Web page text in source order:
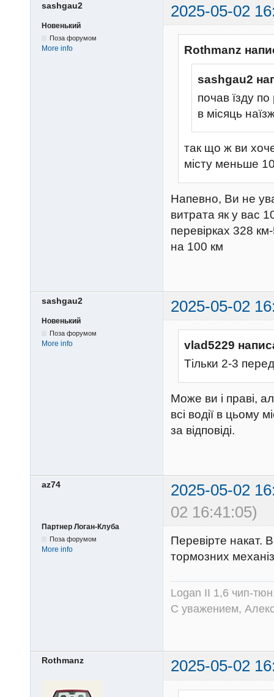
sashgau2 2025-05-02
Новенький
Поза форумом
More info Rothmanz
sashgau2
почав їзду
в місяць
так що ж ви
місту меньше
Напевно, Ви не
витрата як у вас
перевірках 328
на 100 км
sashgau2 2025-05-02
Новенький
Поза форумом
More info
vlad5229
Тільки 2-3
Може ви і праві,
всі водії в цьому
за відповіді.
az74
2025-05-02
02 16:41:05)
Партнер Логан-Клуба
Поза форумом
More info
Перевірте накат.
тормозних
Logan II 1,6 чип-
С уважением,
Rothmanz 2025-05-02